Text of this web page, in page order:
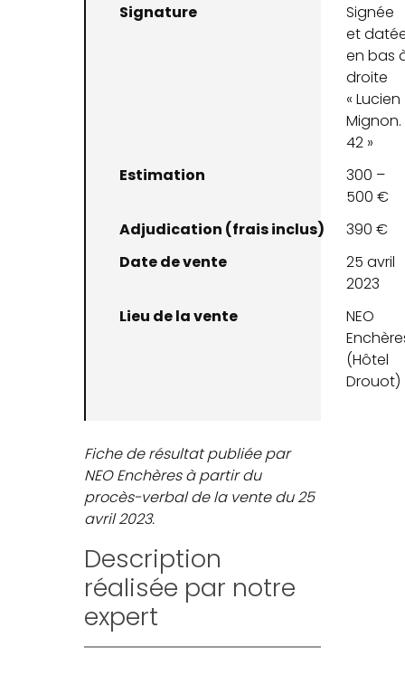
Signature
Signée
et
en bas
droite
« Lucien
Mignon.
42 »
Estimation
300 –
500 €
Adjudication (frais inclus)
390 €
Date de vente
25 avril
2023
Lieu de la vente
NEO
(Hôtel
Drouot)
Fiche de résultat publiée par
NEO Enchères à partir du
procès-verbal de la vente du 25
avril 2023.
Description
réalisée par notre
expert